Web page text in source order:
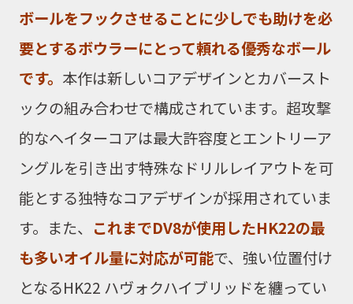
ボールをフックさせることに少しでも助けを必
要とするボウラーにとって頼れる優秀なボール
です。 本作は新しいコアデザインとカバースト
ックの組み合わせで構成されています。超攻撃
的なヘイターコアは最大許容度とエントリーア
ングルを引き出す特殊なドリルレイアウトを可
能とする独特なコアデザインが採用されていま
す。また、 これまでDV8が使用したHK22の最
も多いオイル量に対応が可能で、強い位置付け
となるHK22 ハヴォクハイブリッドを纏ってい